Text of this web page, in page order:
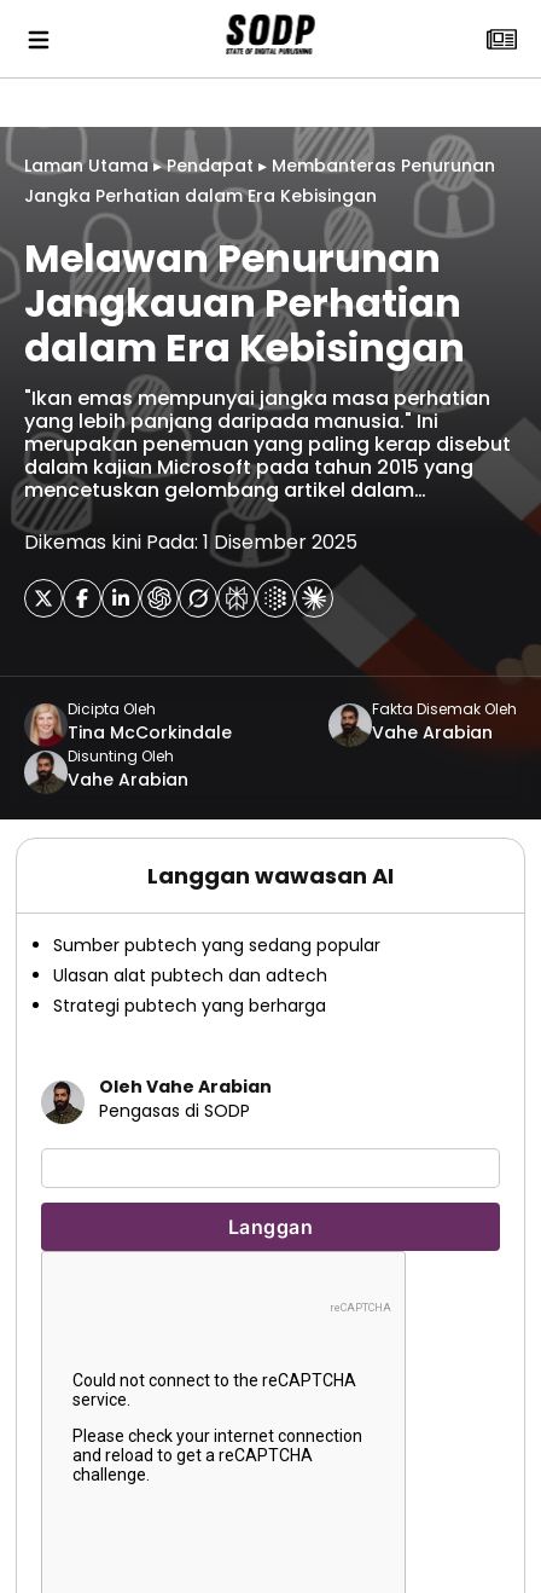
Laman Utama▸Pendapat ▸ Membanteras Penurunan
Jangka Perhatian dalam Era Kebisingan
Melawan Penurunan
Jangkauan Perhatian
dalam Era Kebisingan
"Ikan emas mempunyai jangka masa perhatian
yang lebih panjang daripada manusia." Ini
merupakan penemuan yang paling kerap disebut
dalam kajian Microsoft pada tahun 2015 yang
mencetuskan gelombang artikel dalam…
Dikemas kini Pada: 1 Disember 2025
Dicipta Oleh
Tina McCorkindale
Fakta Disemak Oleh
Vahe Arabian
Disunting Oleh
Vahe Arabian
Langgan wawasan AI
Sumber pubtech yang sedang popular
Ulasan alat pubtech dan adtech
Strategi pubtech yang berharga
Oleh Vahe Arabian
Pengasas di SODP